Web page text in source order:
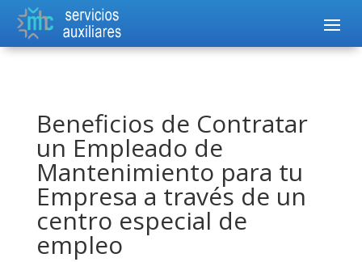
Beneficios de Contratar
un Empleado de
Mantenimiento para tu
Empresa a través de un
centro especial de
empleo